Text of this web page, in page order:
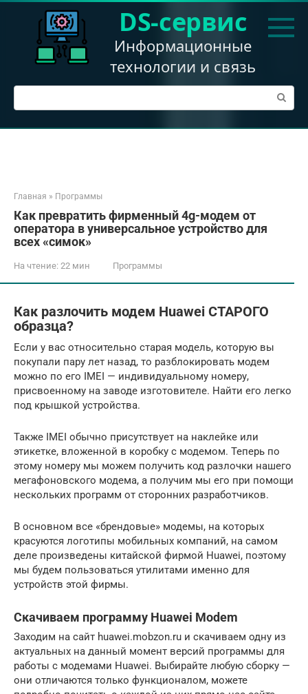
Перейти
DS-сервис
Информационные
технологии и связь
Поиск:
Главная » Программы
Как превратить фирменный 4g-модем от
оператора в универсальное устройство для
всех «симок»
На чтение: 22 мин Программы
Как разлочить модем Huawei СТАРОГО
образца?
Если у вас относительно старая модель, которую вы
покупали пару лет назад, то разблокировать модем
можно по его IMEI — индивидуальному номеру,
присвоенному на заводе изготовителе. Найти его легко
под крышкой устройства.
Также IMEI обычно присутствует на наклейке или
этикетке, вложенной в коробку с модемом. Теперь по
этому номеру мы можем получить код разлочки нашего
мегафоновского модема, а получим мы его при помощи
нескольких программ от сторонних разработчиков.
В основном все «брендовые» модемы, на которых
красуются логотипы мобильных компаний, на самом
деле произведены китайской фирмой Huawei, поэтому
мы будем пользоваться утилитами именно для
устройств этой фирмы.
Скачиваем программу Huawei Modem
Заходим на сайт huawei.mobzon.ru и скачиваем одну из
актуальных на данный момент версий программы для
работы с модемами Huawei. Выбирайте любую сборку —
они отличаются только функционалом, можете